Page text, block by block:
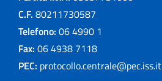
C.F. 80211730587
Telefono: 06 4990 1
Fax: 06 4938 7118
PEC: protocollo.centrale@pec.iss.it